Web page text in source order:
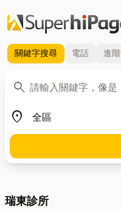
關鍵字搜尋 電話 進階
search
關鍵字
place
地區
瑞東診所